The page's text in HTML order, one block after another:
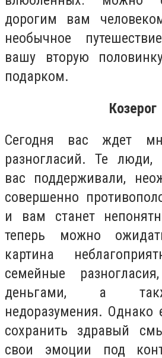
дорогим вам
необычное
вашу вторую
подарком.
Козерог
Сегодня вас ждет
разногласий. Те люди,
вас поддерживали,
совершенно
и вам станет
теперь можно
картина
семейные
деньгами, а
недоразумения. Однако
сохранить здравый
свои эмоции под